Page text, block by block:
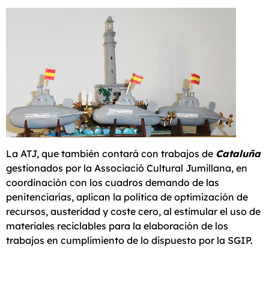
La ATJ, que también contará con trabajos de Cataluña
gestionados por la Associació Cultural Jumillana, en
coordinación con los cuadros demando de las
penitenciarías, aplican la política de optimización de
recursos, austeridad y coste cero, al estimular el uso de
materiales reciclables para la elaboración de los
trabajos en cumplimiento de lo dispuesto por la SGIP.